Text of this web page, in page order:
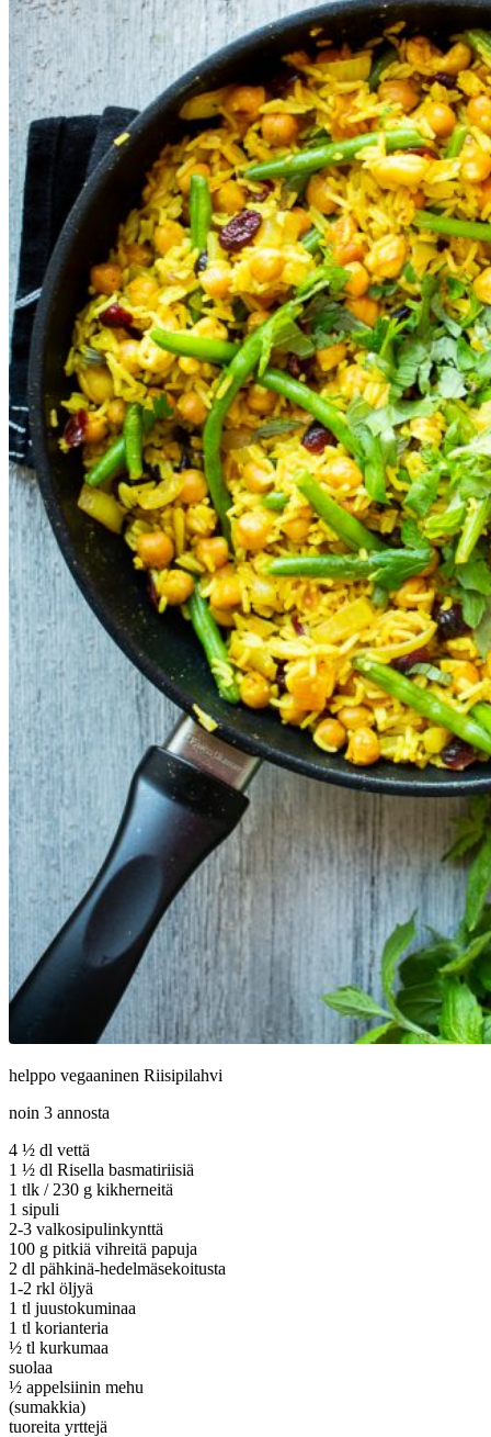
helppo vegaaninen Riisipilahvi
noin 3 annosta
4 ½ dl vettä
1 ½ dl Risella basmatiriisiä
1 tlk / 230 g kikherneitä
1 sipuli
2-3 valkosipulinkynttä
100 g pitkiä vihreitä papuja
2 dl pähkinä-hedelmäsekoitusta
1-2 rkl öljyä
1 tl juustokuminaa
1 tl korianteria
½ tl kurkumaa
suolaa
½ appelsiinin mehu
(sumakkia)
tuoreita yrttejä